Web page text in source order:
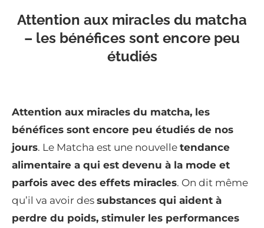
Attention aux miracles du matcha
– les bénéfices sont encore peu
étudiés
Attention aux miracles du matcha, les
bénéfices sont encore peu étudiés de nos
jours. Le Matcha est une nouvelle tendance
alimentaire a qui est devenu à la mode et
parfois avec des effets miracles. On dit même
qu’il va avoir des substances qui aident à
perdre du poids, stimuler les performances